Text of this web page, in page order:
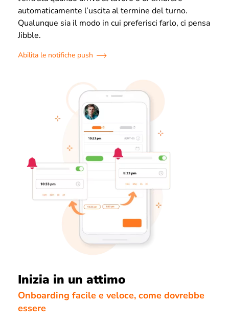
automaticamente l’uscita al termine del turno.
Qualunque sia il modo in cui preferisci farlo, ci pensa
Jibble.
Abilita le notifiche push
Inizia in un attimo
Onboarding facile e veloce, come dovrebbe
essere